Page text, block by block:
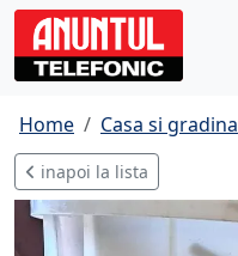
Home Casa si gradina
inapoi la lista